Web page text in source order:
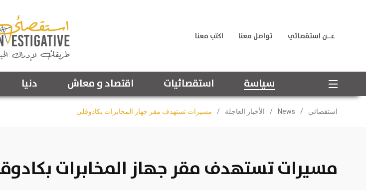
عــن استقصائي تواصل معنا اكتب معنا
سياسة استقصائيات اقتصاد و معاش دنيا
استقصائي /
News
/ الأخبار العاجلة / مسيرات تستهدف مقر جهاز المخابرات بكادوقلي
مسيرات تستهدف مقر جهاز المخابرات